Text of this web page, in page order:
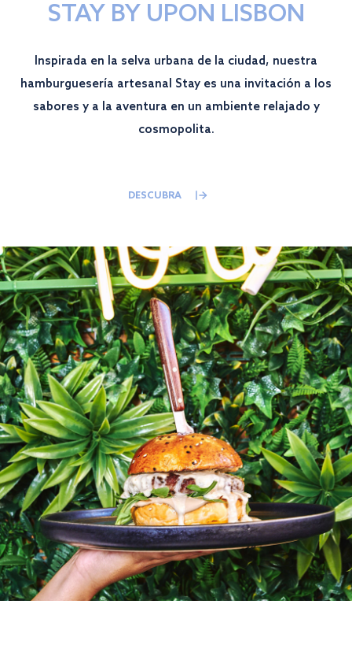
STAY BY UPON LISBON
Inspirada en la selva urbana de la ciudad, nuestra
hamburguesería artesanal Stay es una invitación a los
sabores y a la aventura en un ambiente relajado y
cosmopolita.
DESCUBRA